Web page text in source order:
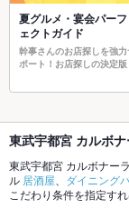
夏グルメ・宴会パーフ
ェクトガイド
幹事さんのお店探しを強
ポート！お店探しの決定版
東武宇都宮 カルボ
東武宇都宮 カルボナー
ル 居酒屋 ダイニング
こだわり条件を指定す